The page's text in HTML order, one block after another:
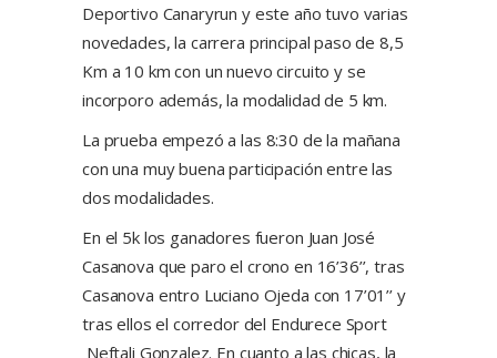
Deportivo Canaryrun y este año tuvo varias
novedades, la carrera principal paso de 8,5
Km a 10 km con un nuevo circuito y se
incorporo además, la modalidad de 5 km.
La prueba empezó a las 8:30 de la mañana
con una muy buena participación entre las
dos modalidades.
En el 5k los ganadores fueron Juan José
Casanova que paro el crono en 16’36’’, tras
Casanova entro Luciano Ojeda con 17’01’’ y
tras ellos el corredor del Endurece Sport
Neftali Gonzalez. En cuanto a las chicas, la